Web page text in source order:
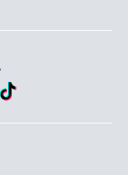
制度
ティティ
ィティ
での撮影について